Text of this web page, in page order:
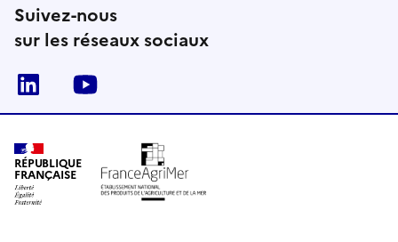
Suivez-nous
sur les réseaux sociaux
Linkedin
RÉPUBLIQUE
FRANÇAISE